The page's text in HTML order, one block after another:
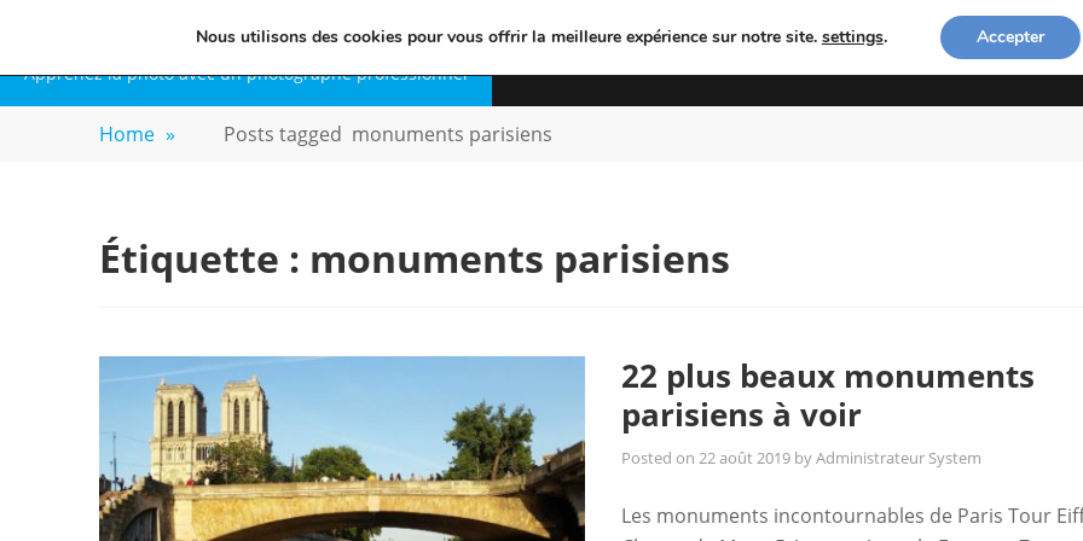
content
VOYAGE-PHOTO
Apprenez la photo avec un photographe professionnel
ACCUEIL COACHING PHOTO LES
Home » Posts tagged monuments parisiens
Étiquette : monuments parisiens
22 plus beaux monuments
parisiens à voir
Posted on 22 août 2019byAdministrateur System
Les monuments incontournables de Paris Tour
Nous utilisons des cookies pour vous offrir la meilleure expérience sur notre site. settings. Accepter